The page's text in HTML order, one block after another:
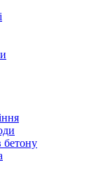
бетону